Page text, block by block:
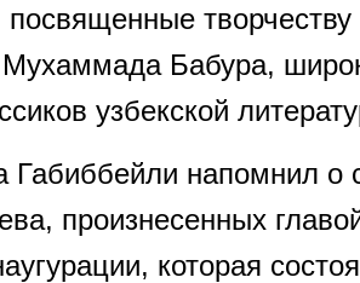
посвященные
Бабура,
узбекской
Габиббейли напомнил о
произнесенных
которая